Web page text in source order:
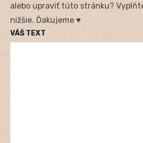
alebo upraviť túto stránku?
nižšie. Ďakujeme ♥
VÁŠ TEXT